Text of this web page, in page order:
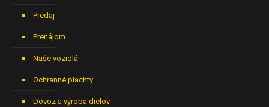
Predaj
Prenájom
Naše vozidlá
Ochranné plachty
Dovoz a výroba dielov